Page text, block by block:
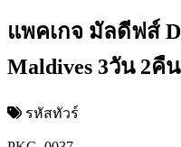
แพคเกจ มัลดีฟส์
Maldives 3วัน 2คืน
รหัสทัวร์